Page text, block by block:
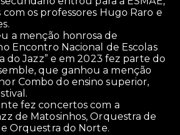
os professores Hugo Raro e
a menção honrosa de
Encontro Nacional de Escolas
do Jazz” e em 2023 fez parte do
que ganhou a menção
Combo do ensino superior,
fez concertos com a
de Matosinhos, Orquestra de
Orquestra do Norte.